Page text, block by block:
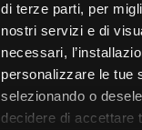
di terze parti, per
nostri servizi e di
necessari,
personalizzare le tue
selezionando o
decidere di accettare